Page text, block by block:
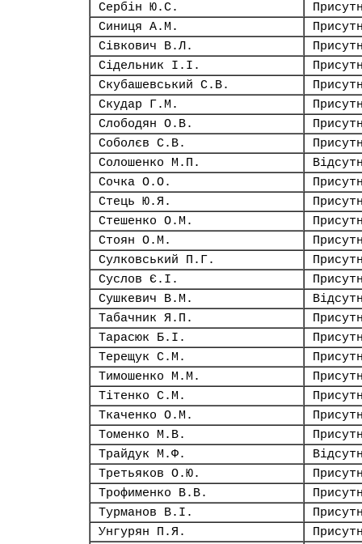
Сербін Ю.С.
Синиця А.М.
Сівкович В.Л.
Сідельник І.І.
Скубашевський С.В.
Скудар Г.М.
Слободян О.В.
Соболєв С.В.
Солошенко М.П.
Сочка О.О.
Стець Ю.Я.
Стешенко О.М.
Стоян О.М.
Сулковський П.Г.
Суслов Є.І.
Сушкевич В.М.
Табачник Я.П.
Тарасюк Б.І.
Терещук С.М.
Тимошенко М.М.
Тітенко С.М.
Ткаченко О.М.
Томенко М.В.
Трайдук М.Ф.
Третьяков О.Ю.
Трофименко В.В.
Турманов В.І.
Унгурян П.Я.